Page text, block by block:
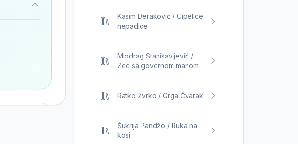
Kasim Deraković / Cipelice
nepadice
Miodrag Stanisavljević /
Zec sa govornom manom
Ratko Zvrko / Grga Čvarak
Šukrija Pandžo / Ruka na
kosi